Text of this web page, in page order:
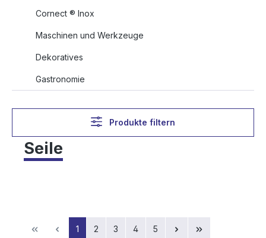
Cornect ® Inox
Maschinen und Werkzeuge
Dekoratives
Gastronomie
Produkte filtern
Seile
Seite
1 Seite
2 Seite
3 Seite
4 Seite
5